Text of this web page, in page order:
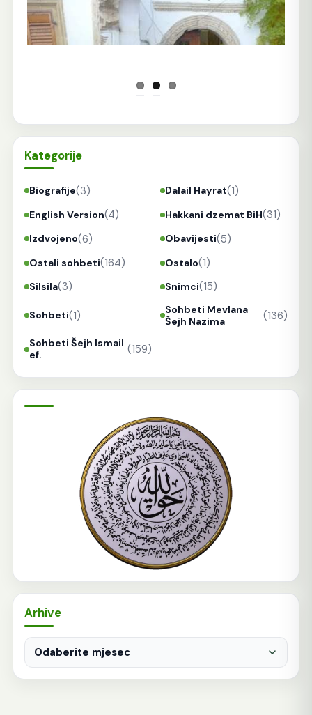
Kategorije
Biografije(3) Dalail Hayrat(1)
English Version(4) Hakkani dzemat BiH(31)
Izdvojeno(6) Obavijesti(5)
Ostali sohbeti(164) Ostalo(1)
Silsila(3) Snimci(15)
Sohbeti(1)
Sohbeti Mevlana
Šejh Nazima
(136)
Sohbeti Šejh Ismail
ef.
(159)
Arhive
Arhive